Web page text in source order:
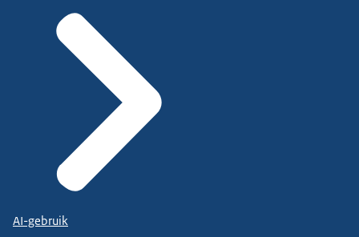
AI-gebruik